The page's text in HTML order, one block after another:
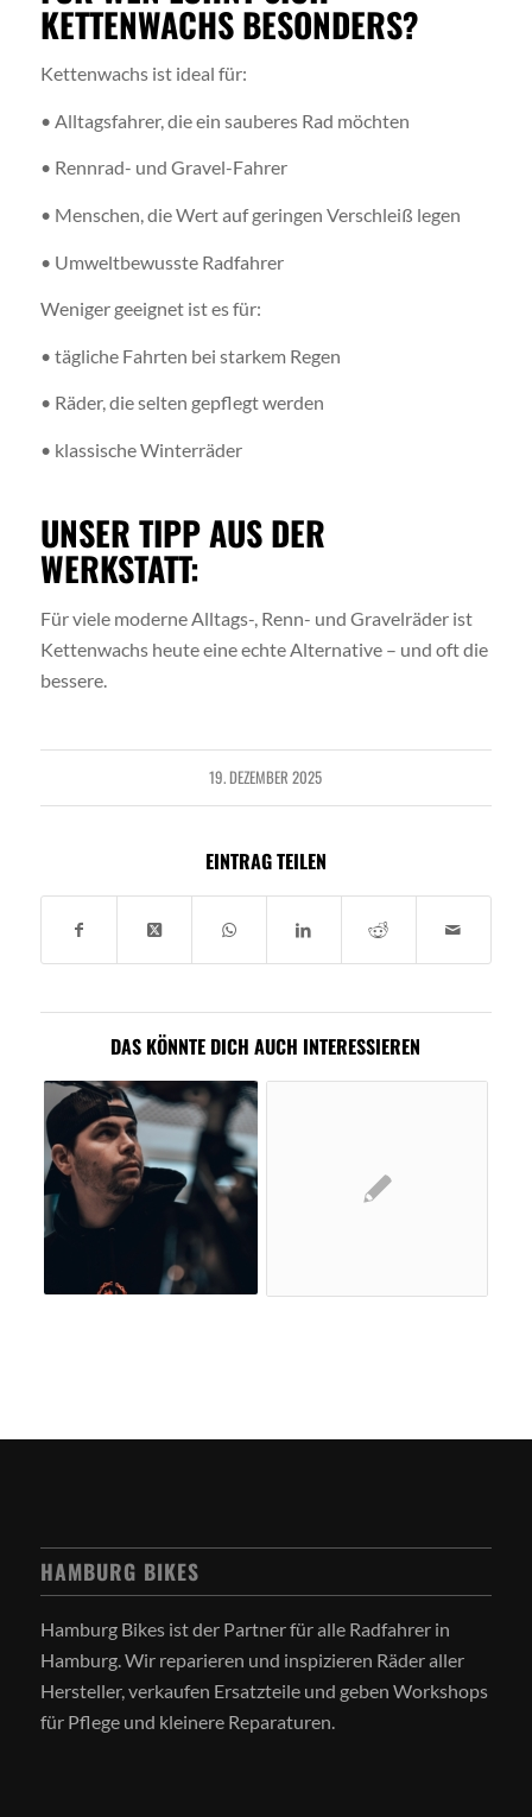
KETTENWACHS BESONDERS?
Kettenwachs ist ideal für:
• Alltagsfahrer, die ein sauberes Rad möchten
• Rennrad- und Gravel-Fahrer
• Menschen, die Wert auf geringen Verschleiß legen
• Umweltbewusste Radfahrer
Weniger geeignet ist es für:
• tägliche Fahrten bei starkem Regen
• Räder, die selten gepflegt werden
• klassische Winterräder
UNSER TIPP AUS DER
WERKSTATT:
Für viele moderne Alltags-, Renn- und Gravelräder ist
Kettenwachs heute eine echte Alternative – und oft die
bessere.
19. DEZEMBER 2025
EINTRAG TEILEN
DAS KÖNNTE DICH AUCH INTERESSIEREN
HAMBURG BIKES
Hamburg Bikes ist der Partner für alle Radfahrer in
Hamburg. Wir reparieren und inspizieren Räder aller
Hersteller, verkaufen Ersatzteile und geben Workshops
für Pflege und kleinere Reparaturen.